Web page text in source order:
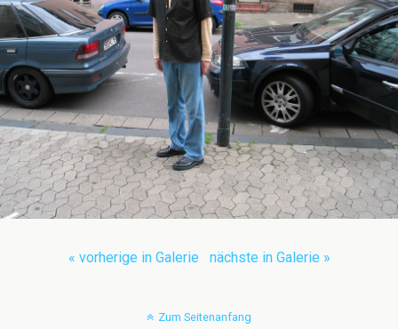
« vorherige in Galerie nächste in Galerie »
Zum Seitenanfang